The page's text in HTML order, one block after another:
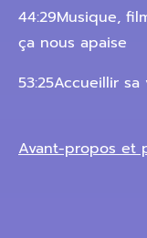
44:29Musique,
ça nous apaise
53:25Accueillir
Avant-propos et